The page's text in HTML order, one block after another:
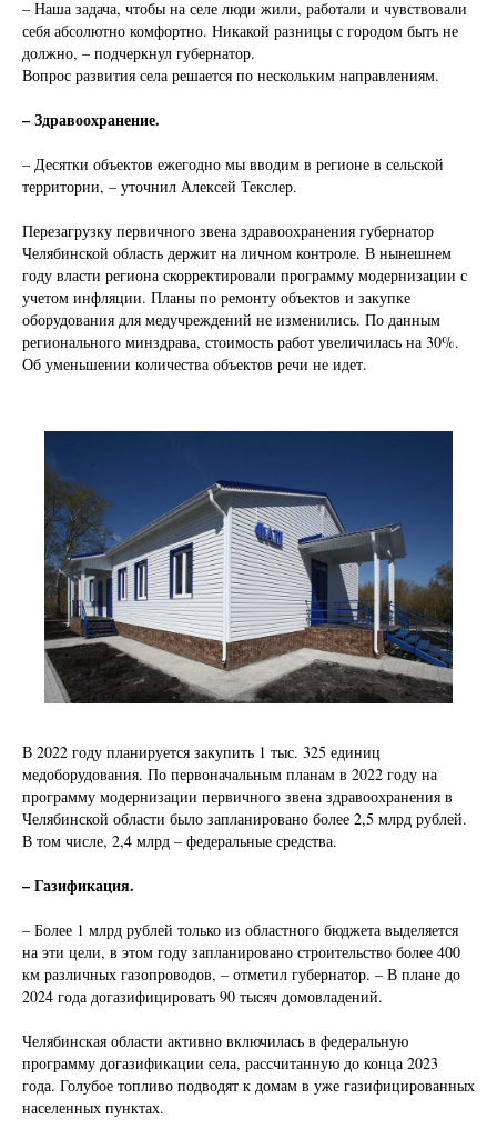
– Наша задача, чтобы на селе люди жили, работали и чувствовали
себя абсолютно комфортно. Никакой разницы с городом быть не
должно, – подчеркнул губернатор.
Вопрос развития села решается по нескольким направлениям.
– Здравоохранение.
– Десятки объектов ежегодно мы вводим в регионе в сельской
территории, – уточнил Алексей Текслер.
Перезагрузку первичного звена здравоохранения губернатор
Челябинской область держит на личном контроле. В нынешнем
году власти региона скорректировали программу модернизации с
учетом инфляции. Планы по ремонту объектов и закупке
оборудования для медучреждений не изменились. По данным
регионального минздрава, стоимость работ увеличилась на 30%.
Об уменьшении количества объектов речи не идет.
В 2022 году планируется закупить 1 тыс. 325 единиц
медоборудования. По первоначальным планам в 2022 году на
программу модернизации первичного звена здравоохранения в
Челябинской области было запланировано более 2,5 млрд рублей.
В том числе, 2,4 млрд – федеральные средства.
– Газификация.
– Более 1 млрд рублей только из областного бюджета выделяется
на эти цели, в этом году запланировано строительство более 400
км различных газопроводов, – отметил губернатор. – В плане до
2024 года догазифицировать 90 тысяч домовладений.
Челябинская области активно включилась в федеральную
программу догазификации села, рассчитанную до конца 2023
года. Голубое топливо подводят к домам в уже газифицированных
населенных пунктах.